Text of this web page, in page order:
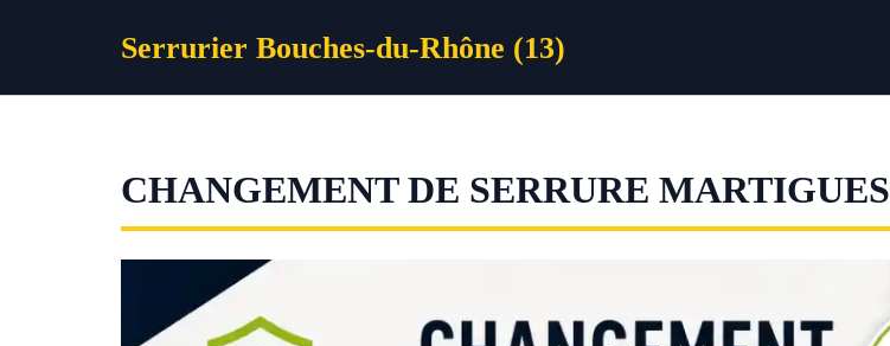
Serrurier Bouches-du-Rhône (13)
CHANGEMENT DE SERRURE MARTIGUES